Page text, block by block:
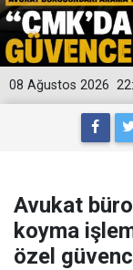
08 Ağustos 2026
Avukat
koyma
özel